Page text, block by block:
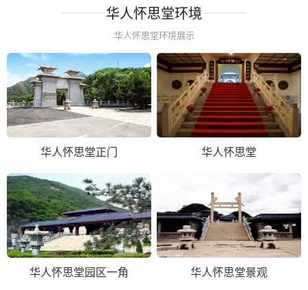
华人怀思堂环境
华人怀思堂环境展示
华人怀思堂正门 华人怀思堂
华人怀思堂园区一角 华人怀思堂景观